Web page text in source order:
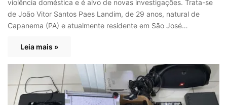
violência doméstica e é alvo de novas investigações. Trata-se
de João Vitor Santos Paes Landim, de 29 anos, natural de
Capanema (PA) e atualmente residente em São José…
Leia mais »